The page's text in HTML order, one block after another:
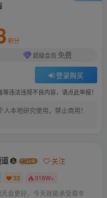
积分
超级会员 免费
登录购买
违法违规不良内容，请点此举报！
本地研究使用，禁止商用！
关注
33 318W+
会更好，今天就能承受艰辛